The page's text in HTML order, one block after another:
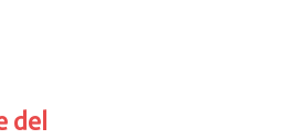
del